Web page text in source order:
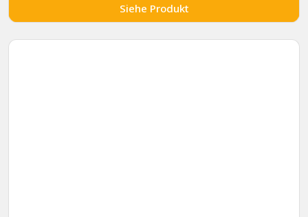
Siehe Produkt